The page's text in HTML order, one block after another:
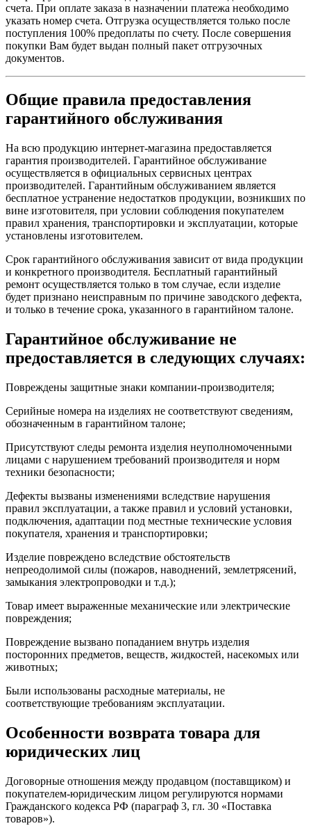
счета. При оплате заказа в назначении платежа необходимо
указать номер счета. Отгрузка осуществляется только после
поступления 100% предоплаты по счету. После совершения
покупки Вам будет выдан полный пакет отгрузочных
документов.
Общие правила предоставления
гарантийного обслуживания
На всю продукцию интернет-магазина предоставляется
гарантия производителей. Гарантийное обслуживание
осуществляется в официальных сервисных центрах
производителей. Гарантийным обслуживанием является
бесплатное устранение недостатков продукции, возникших по
вине изготовителя, при условии соблюдения покупателем
правил хранения, транспортировки и эксплуатации, которые
установлены изготовителем.
Срок гарантийного обслуживания зависит от вида продукции
и конкретного производителя. Бесплатный гарантийный
ремонт осуществляется только в том случае, если изделие
будет признано неисправным по причине заводского дефекта,
и только в течение срока, указанного в гарантийном талоне.
Гарантийное обслуживание не
предоставляется в следующих случаях:
Повреждены защитные знаки компании-производителя;
Серийные номера на изделиях не соответствуют сведениям,
обозначенным в гарантийном талоне;
Присутствуют следы ремонта изделия неуполномоченными
лицами с нарушением требований производителя и норм
техники безопасности;
Дефекты вызваны изменениями вследствие нарушения
правил эксплуатации, а также правил и условий установки,
подключения, адаптации под местные технические условия
покупателя, хранения и транспортировки;
Изделие повреждено вследствие обстоятельств
непреодолимой силы (пожаров, наводнений, землетрясений,
замыкания электропроводки и т.д.);
Товар имеет выраженные механические или электрические
повреждения;
Повреждение вызвано попаданием внутрь изделия
посторонних предметов, веществ, жидкостей, насекомых или
животных;
Были использованы расходные материалы, не
соответствующие требованиям эксплуатации.
Особенности возврата товара для
юридических лиц
Договорные отношения между продавцом (поставщиком) и
покупателем-юридическим лицом регулируются нормами
Гражданского кодекса РФ (параграф 3, гл. 30 «Поставка
товаров»).